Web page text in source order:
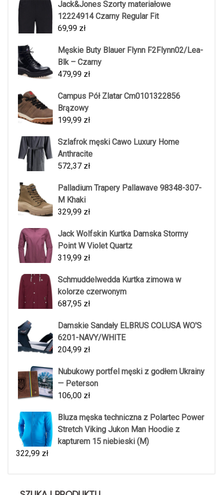
Jack&Jones Szorty materiałowe
12224914 Czarny Regular Fit
69,99 zł
Męskie Buty Blauer Flynn F2Flynn02/Lea-
Blk – Czarny
479,99 zł
Campus Pół Zlatar Cm0101322856
Brązowy
199,99 zł
Szlafrok męski Cawo Luxury Home
Anthracite
572,37 zł
Palladium Trapery Pallawave 98348-307-
M Khaki
329,99 zł
Jack Wolfskin Kurtka Damska Stormy
Point W Violet Quartz
319,99 zł
Schmuddelwedda Kurtka zimowa w
kolorze czerwonym
687,95 zł
Damskie Sandały ELBRUS COLUSA WO'S
6201-NAVY/WHITE
204,99 zł
Nubukowy portfel męski z godłem Ukrainy
— Peterson
106,00 zł
Bluza męska techniczna z Polartec Power
Stretch Viking Jukon Man Hoodie z
kapturem 15 niebieski (M)
322,99 zł